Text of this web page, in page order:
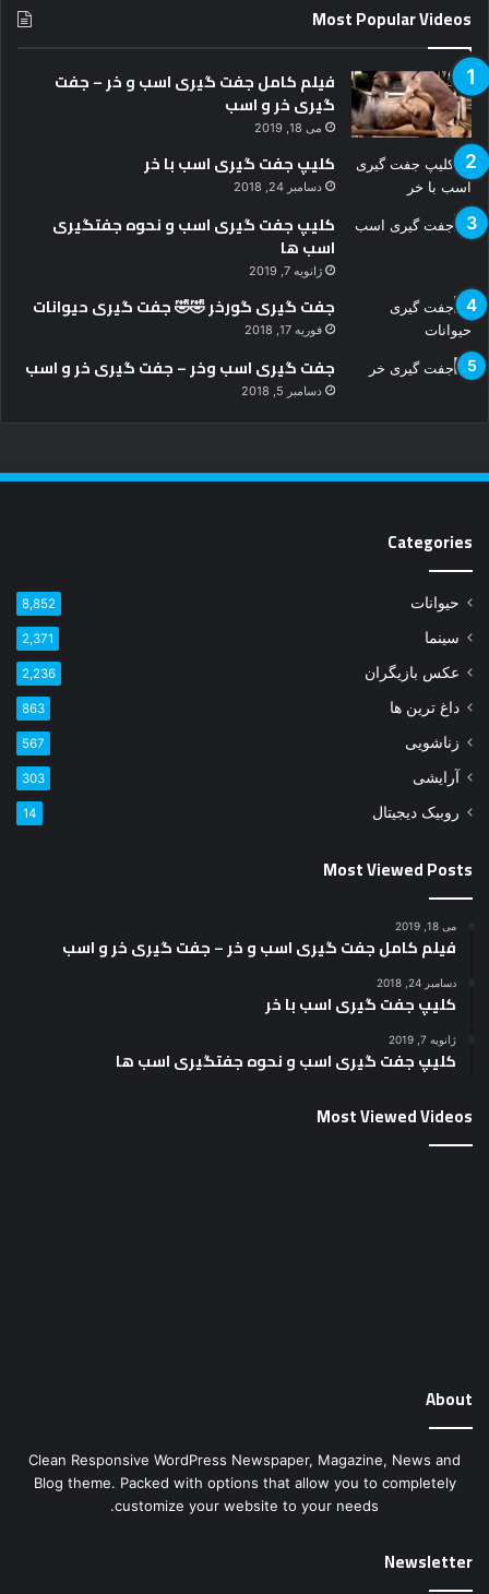
Most Popular Videos
فیلم کامل جفت گیری اسب و خر – جفت
گیری خر و اسب
می 18, 2019
کلیپ جفت گیری اسب با خر
دسامبر 24, 2018
کلیپ جفت گیری اسب و نحوه جفتگیری
اسب ها
ژانویه 7, 2019
جفت گیری گورخر 🤣🤣 جفت گیری حیوانات
فوریه 17, 2018
جفت گیری اسب وخر – جفت گیری خر و اسب
دسامبر 5, 2018
Categories
حیوانات 8,852
سینما 2,371
عکس بازیگران 2,236
داغ ترین ها 863
زناشویی 567
آرایشی 303
روبیک دیجیتال 14
Most Viewed Posts
می 18, 2019
فیلم کامل جفت گیری اسب و خر – جفت گیری خر و اسب
دسامبر 24, 2018
کلیپ جفت گیری اسب با خر
ژانویه 7, 2019
کلیپ جفت گیری اسب و نحوه جفتگیری اسب ها
Most Viewed Videos
About
Clean Responsive WordPress Newspaper, Magazine, News and
Blog theme. Packed with options that allow you to completely
customize your website to your needs.
Newsletter